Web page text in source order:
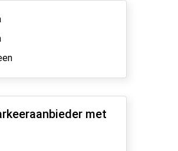
met